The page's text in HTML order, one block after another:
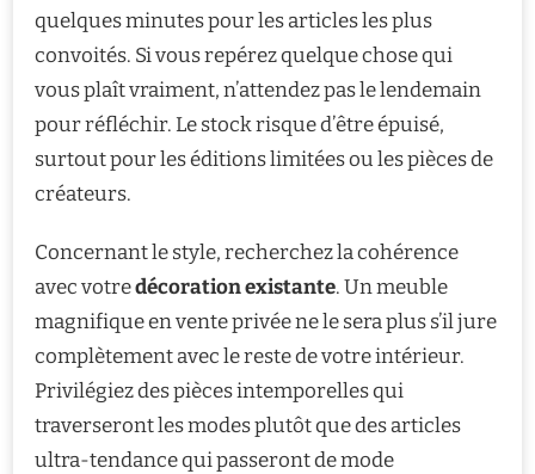
quelques minutes pour les articles les plus
convoités. Si vous repérez quelque chose qui
vous plaît vraiment, n’attendez pas le lendemain
pour réfléchir. Le stock risque d’être épuisé,
surtout pour les éditions limitées ou les pièces de
créateurs.
Concernant le style, recherchez la cohérence
avec votredécoration existante. Un meuble
magnifique en vente privée ne le sera plus s’il jure
complètement avec le reste de votre intérieur.
Privilégiez des pièces intemporelles qui
traverseront les modes plutôt que des articles
ultra-tendance qui passeront de mode